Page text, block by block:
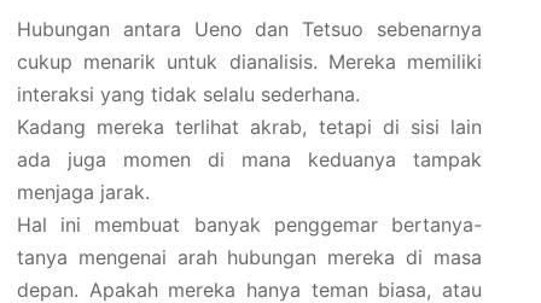
Hubungan antara Ueno dan Tetsuo sebenarnya
cukup menarik untuk dianalisis. Mereka memiliki
interaksi yang tidak selalu sederhana.
Kadang mereka terlihat akrab, tetapi di sisi lain
ada juga momen di mana keduanya tampak
menjaga jarak.
Hal ini membuat banyak penggemar bertanya-
tanya mengenai arah hubungan mereka di masa
depan. Apakah mereka hanya teman biasa, atau